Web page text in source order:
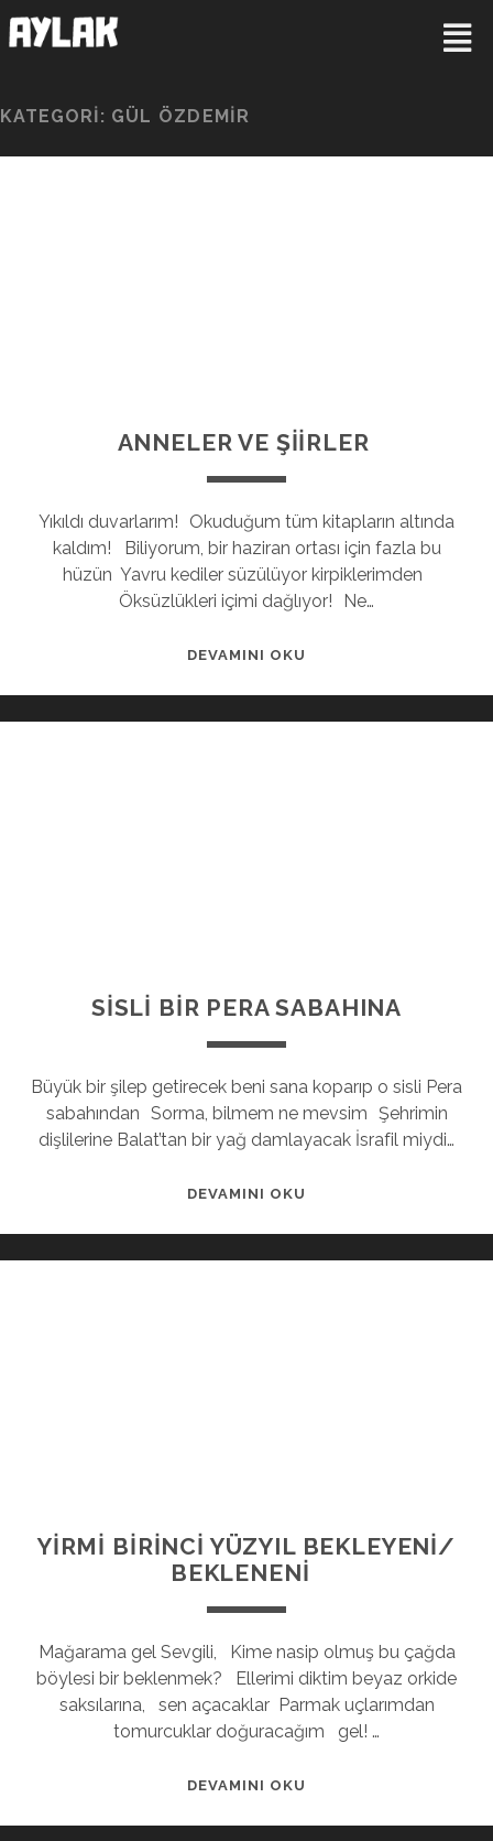
KATEGORI: GÜL ÖZDEMİR
ANNELER VE ŞİİRLER
Yıkıldı duvarlarım! Okuduğum tüm kitapların altında
kaldım! Biliyorum, bir haziran ortası için fazla bu
hüzün Yavru kediler süzülüyor kirpiklerimden
Öksüzlükleri içimi dağlıyor! Ne…
DEVAMINI OKU
SİSLİ BİR PERA SABAHINA
Büyük bir şilep getirecek beni sana koparıp o sisli Pera
sabahından Sorma, bilmem ne mevsim Şehrimin
dişlilerine Balat’tan bir yağ damlayacak İsrafil miydi…
DEVAMINI OKU
YİRMİ BİRİNCİ YÜZYIL BEKLEYENİ/
BEKLENENİ
Mağarama gel Sevgili, Kime nasip olmuş bu çağda
böylesi bir beklenmek? Ellerimi diktim beyaz orkide
saksılarına, sen açacaklar Parmak uçlarımdan
tomurcuklar doğuracağım gel! …
DEVAMINI OKU